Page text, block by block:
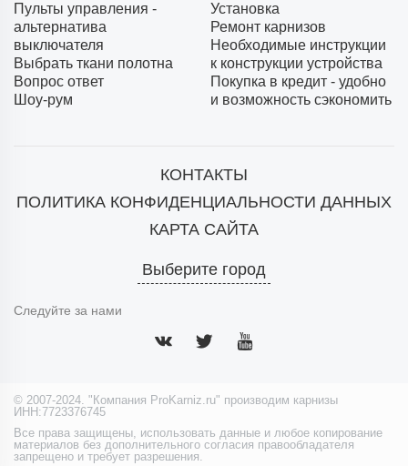
Пульты управления -
альтернатива
выключателя
Выбрать ткани полотна
Вопрос ответ
Шоу-рум
Установка
Ремонт карнизов
Необходимые инструкции
к конструкции устройства
Покупка в кредит - удобно
и возможность сэкономить
КОНТАКТЫ
ПОЛИТИКА КОНФИДЕНЦИАЛЬНОСТИ ДАННЫХ
КАРТА САЙТА
Выберите город
Следуйте за нами
© 2007-2024. "Компания ProKarniz.ru" производим карнизы
ИНН:7723376745
Все права защищены, использовать данные и любое копирование
материалов без дополнительного согласия правообладателя
запрещено и требует разрешения.